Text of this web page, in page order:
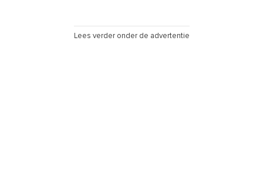
Lees verder onder de advertentie